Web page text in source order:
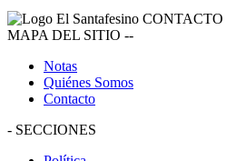
CONTACTO
MAPA DEL SITIO --
Notas
Quiénes Somos
Contacto
- SECCIONES